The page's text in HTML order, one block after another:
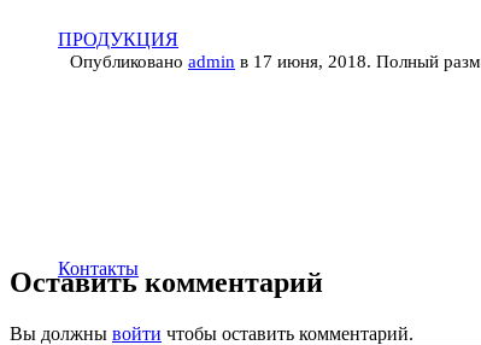
ПРОДУКЦИЯ
Контакты
Опубликовано admin в 17 июня, 2018. Полный
Оставить комментарий
Вы должны войти чтобы оставить комментарий.